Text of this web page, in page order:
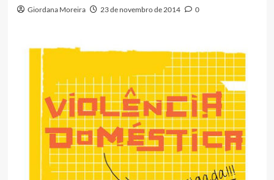
Giordana Moreira 23 de novembro de 2014 0